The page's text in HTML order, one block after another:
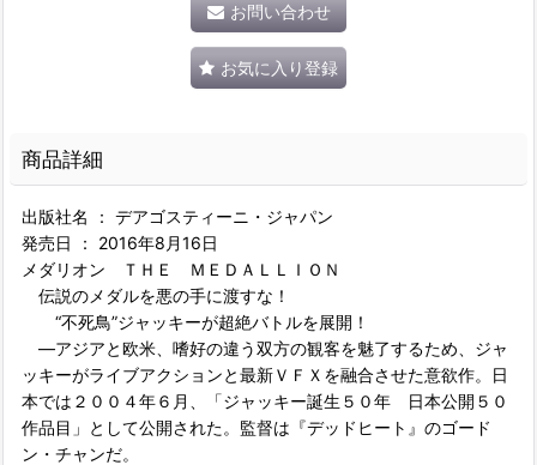
お問い合わせ
お気に入り登録
商品詳細
出版社名 ： デアゴスティーニ・ジャパン
発売日 ： 2016年8月16日
メダリオン ＴＨＥ ＭＥＤＡＬＬＩＯＮ
伝説のメダルを悪の手に渡すな！
“不死鳥”ジャッキーが超絶バトルを展開！
―アジアと欧米、嗜好の違う双方の観客を魅了するため、ジャ
ッキーがライブアクションと最新ＶＦＸを融合させた意欲作。日
本では２００４年６月、「ジャッキー誕生５０年 日本公開５０
作品目」として公開された。監督は『デッドヒート』のゴード
ン・チャンだ。